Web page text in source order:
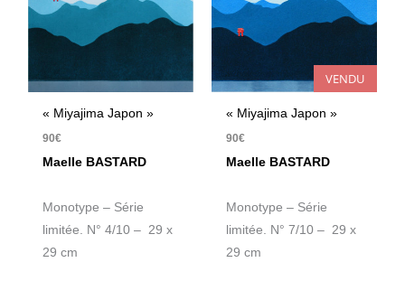
« Miyajima Japon »
90€
Maelle BASTARD
Monotype – Série
limitée. N° 4/10 – 29 x
29 cm
VENDU
« Miyajima Japon »
90€
Maelle BASTARD
Monotype – Série
limitée. N° 7/10 – 29 x
29 cm